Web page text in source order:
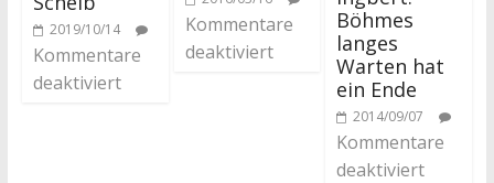
2019/10/14
Kommentare
deaktiviert
Kommentare
deaktiviert
Böhmes
langes
Warten hat
ein Ende
2014/09/07
Kommentare
deaktiviert